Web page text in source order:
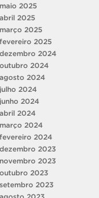
maio 2025
abril 2025
março 2025
fevereiro 2025
dezembro 2024
outubro 2024
agosto 2024
julho 2024
junho 2024
abril 2024
março 2024
fevereiro 2024
dezembro 2023
novembro 2023
outubro 2023
setembro 2023